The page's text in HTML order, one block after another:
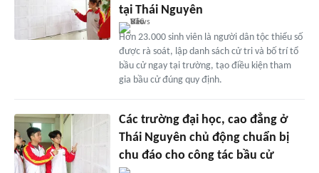
tại Thái Nguyên
Hơn 23.000 sinh viên là người dân tộc thiểu số
được rà soát, lập danh sách cử tri và bố trí tổ
bầu cử ngay tại trường, tạo điều kiện tham
gia bầu cử đúng quy định.
Các trường đại học, cao đẳng ở
Thái Nguyên chủ động chuẩn bị
chu đáo cho công tác bầu cử